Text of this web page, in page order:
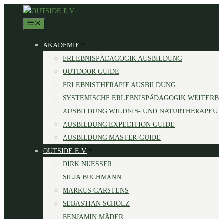
AKADEMIE
ERLEBNISPÄDAGOGIK AUSBILDUNG
OUTDOOR GUIDE
ERLEBNISTHERAPIE AUSBILDUNG
SYSTEMISCHE ERLEBNISPÄDAGOGIK
AUSBILDUNG WILDNIS- UND
AUSBILDUNG EXPEDITION-GUIDE
AUSBILDUNG MASTER-GUIDE
OUTSIDE E.V.
DIRK NUESSER
SILJA BUCHMANN
MARKUS CARSTENS
SEBASTIAN SCHOLZ
BENJAMIN MÄDER